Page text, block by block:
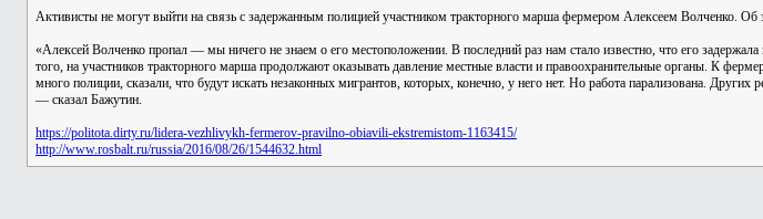
Активисты не могут выйти на связь с задержанным полицией участником тракторного марша фермером Алексеем Волченко.
«Алексей Волченко пропал — мы ничего не знаем о его местоположении. В последний раз нам стало известно, что его
того, на участников тракторного марша продолжают оказывать давление местные власти и правоохранительные органы. К
много полиции, сказали, что будут искать незаконных мигрантов, которых, конечно, у него нет. Но работа парализована.
— сказал Бажутин.
https://politota.dirty.ru/lidera-vezhlivykh-fermerov-pravilno-obiavili-ekstremistom-1163415/
http://www.rosbalt.ru/russia/2016/08/26/1544632.html